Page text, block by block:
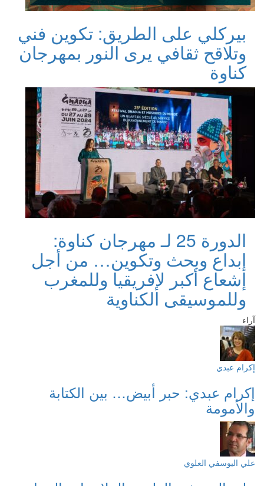
بيركلي على الطريق: تكوين فني
وتلاقح ثقافي يرى النور بمهرجان
كناوة
الدورة 25 لـ مهرجان كناوة:
إبداع وبحث وتكوين… من أجل
إشعاع أكبر لإفريقيا وللمغرب
وللموسيقى الكناوية
آراء
إكرام عبدي
إكرام عبدي: حبر أبيض… بين الكتابة
والأمومة
علي اليوسفي العلوي